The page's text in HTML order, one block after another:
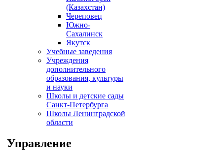
(Казахстан)
Череповец
Южно-
Сахалинск
Якутск
Учебные заведения
Учреждения
дополнительного
образования, культуры
и науки
Школы и детские сады
Санкт-Петербурга
Школы Ленинградской
области
Управление